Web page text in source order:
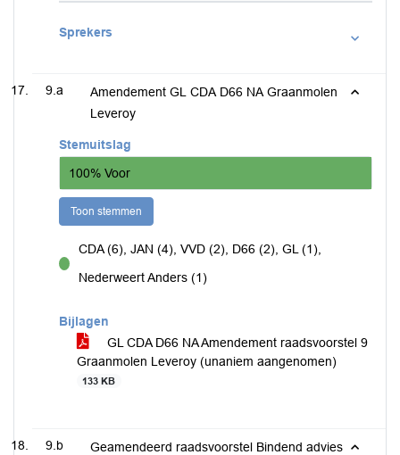
Sprekers
9.a
Amendement GL CDA D66 NA Graanmolen
Leveroy
Stemuitslag
100% Voor
Toon stemmen
voor
CDA (6), JAN (4), VVD (2), D66 (2), GL (1),
Nederweert Anders (1)
Bijlagen
GL CDA D66 NA Amendement raadsvoorstel 9
Graanmolen Leveroy (unaniem aangenomen)
133 KB
9.b
Geamendeerd raadsvoorstel Bindend advies